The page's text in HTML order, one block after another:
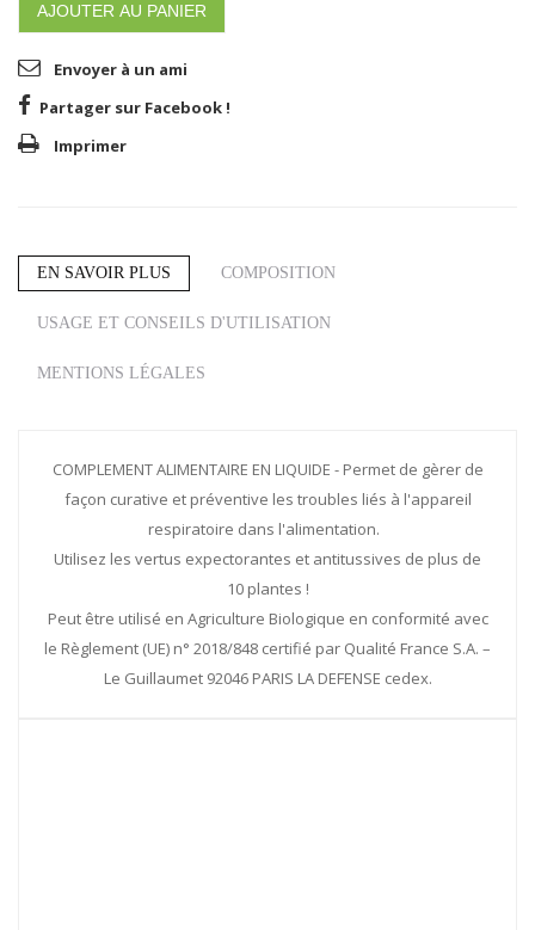
AJOUTER AU PANIER
Envoyer à un ami
Partager sur Facebook !
Imprimer
EN SAVOIR PLUS COMPOSITION
USAGE ET CONSEILS D'UTILISATION
MENTIONS LÉGALES
COMPLEMENT ALIMENTAIRE EN LIQUIDE - Permet de gèrer de
façon curative et préventive les troubles liés à l'appareil
respiratoire dans l'alimentation.
Utilisez les vertus expectorantes et antitussives de plus de
10 plantes !
Peut être utilisé en Agriculture Biologique en conformité avec
le Règlement (UE) n° 2018/848 certifié par Qualité France S.A. –
Le Guillaumet 92046 PARIS LA DEFENSE cedex.